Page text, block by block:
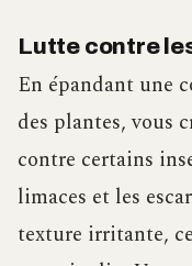
Lutte contre
En épandant une
des plantes, vous
contre certains
limaces et les
texture irritante,